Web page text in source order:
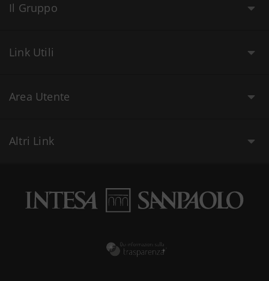
Il Gruppo
Link Utili
Area Utente
Altri Link